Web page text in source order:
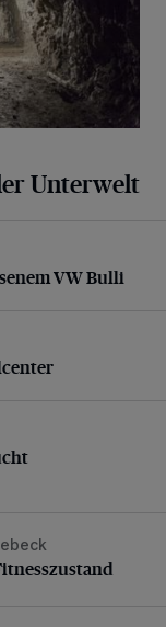
Unterwelt
VW Bulli
VW Bulli
Unterstützung